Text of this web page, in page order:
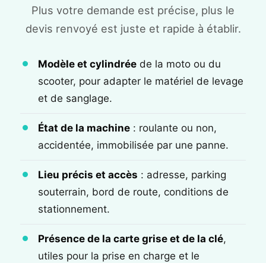
Plus votre demande est précise, plus le
devis renvoyé est juste et rapide à établir.
Modèle et cylindrée de la moto ou du
scooter, pour adapter le matériel de levage
et de sanglage.
État de la machine : roulante ou non,
accidentée, immobilisée par une panne.
Lieu précis et accès : adresse, parking
souterrain, bord de route, conditions de
stationnement.
Présence de la carte grise et de la clé,
utiles pour la prise en charge et le